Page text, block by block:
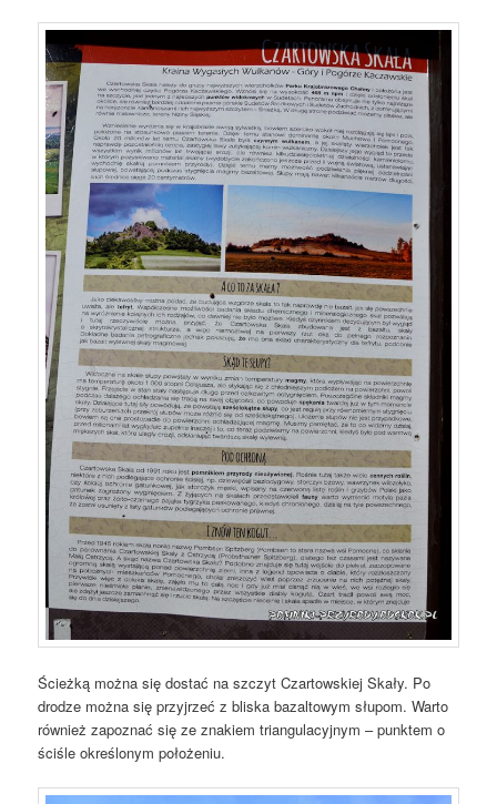
Ścieżką można się dostać na szczyt Czartowskiej Skały. Po
drodze można się przyjrzeć z bliska bazaltowym słupom. Warto
również zapoznać się ze znakiem triangulacyjnym – punktem o
ściśle określonym położeniu.